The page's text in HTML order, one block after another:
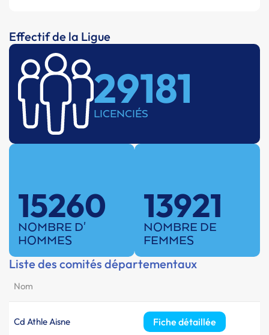
Effectif de la Ligue
29181
LICENCIÉS
15260
NOMBRE D'
HOMMES
13921
NOMBRE DE
FEMMES
Liste des comités départementaux
Nom
Cd Athle Aisne Fiche détaillée